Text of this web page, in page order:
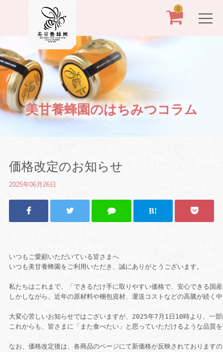
0
美甘養蜂園のはちみつコラム
価格改定のお知らせ
2025年06月26日
B!
いつもご愛顧いただいている皆さまへ
いつも美甘養蜂園をご利用いただき、誠にありがとうございます。
私たちはこれまで、「できるだけ手に取りやすい価格で、安心できる国
しかしながら、近年の原材料や梱包資材、運送コストなどの高騰が続く
大変心苦しいお知らせではございますが、2025年7月1日10時より、一
これからも、皆さまに「また食べたい」と思っていただけるような品質
なお、価格改定後は、各商品のページにて新価格が反映されております